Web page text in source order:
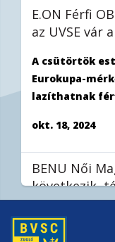
E.ON Férfi
az UVSE vár
A csütörtök
Eurokupa-
lazíthatnak
okt. 18, 2024
BENU Női
következik,
Stieber
bajnoki után